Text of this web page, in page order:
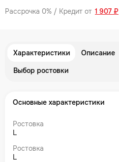
Рассрочка 0% / Кредит от 1 907 ₽
Характеристики Описание
Выбор ростовки
Основные характеристики
Ростовка
L
Ростовка
L